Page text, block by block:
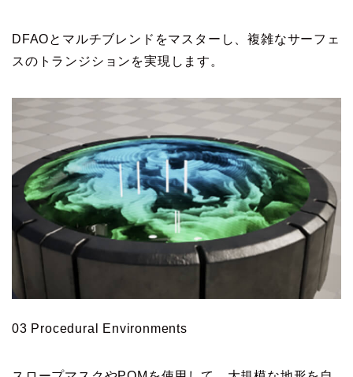
DFAOとマルチブレンドをマスターし、複雑なサーフェ
スのトランジションを実現します。
03 Procedural Environments